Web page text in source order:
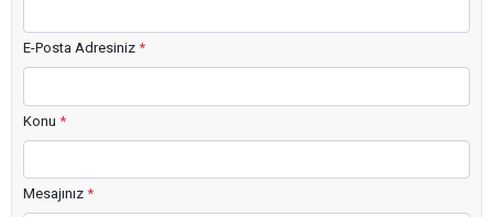
E-Posta Adresiniz *
Konu *
Mesajınız *